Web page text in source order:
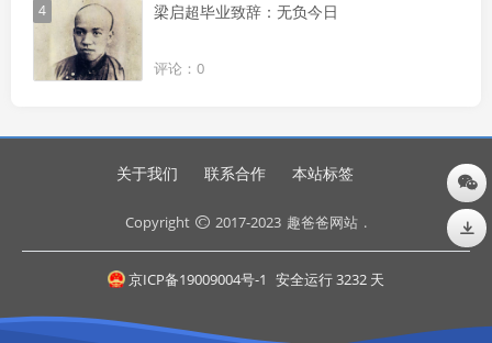
4 梁启超毕业致辞：无负今日
评论：0
关于我们 联系合作 本站标签
Copyright 2017-2023 趣爸爸网站 .
京ICP备19009004号-1 安全运行3232 天